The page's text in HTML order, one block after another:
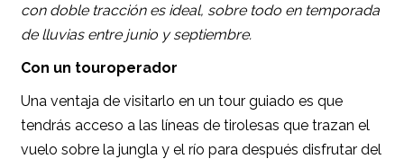
con doble tracción es ideal, sobre todo en temporada
de lluvias entre junio y septiembre.
Con un touroperador
Una ventaja de visitarlo en un tour guiado es que
tendrás acceso a las líneas de tirolesas que trazan el
vuelo sobre la jungla y el río para después disfrutar del